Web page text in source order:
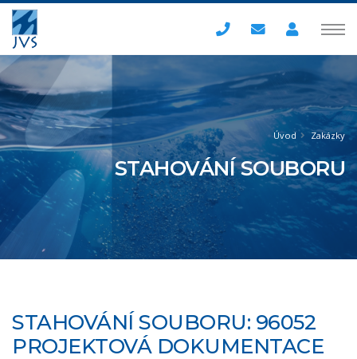
Úvod Zakázky
STAHOVÁNÍ SOUBORU
STAHOVÁNÍ SOUBORU: 96052
PROJEKTOVÁ DOKUMENTACE